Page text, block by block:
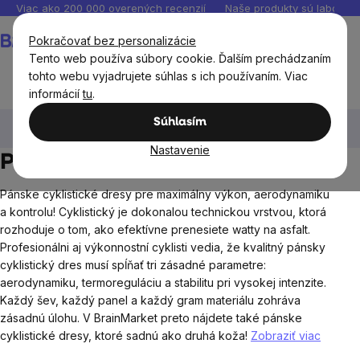
Pokračovať bez personalizácie
Tento web používa súbory cookie. Ďalším prechádzaním
tohto webu vyjadrujete súhlas s ich používaním. Viac
informáciítu.
Súhlasím
Nastavenie
Prejsť
obsah
Viac ako 200 000 overených recenzií Naše produkty sú
košík
Športové oblečenie pre mužov
cyklistické dresy
Pánske cyklistické dresy
Pánske cyklistické dresy pre maximálny výkon, aerodynamiku
a kontrolu! Cyklistický je dokonalou technickou vrstvou, ktorá
rozhoduje o tom, ako efektívne prenesiete watty na asfalt.
Profesionálni aj výkonnostní cyklisti vedia, že kvalitný pánsky
cyklistický dres musí spĺňať tri zásadné parametre:
aerodynamiku, termoreguláciu a stabilitu pri vysokej intenzite.
Každý šev, každý panel a každý gram materiálu zohráva
zásadnú úlohu. V BrainMarket preto nájdete také pánske
cyklistické dresy, ktoré sadnú ako druhá koža! Zobraziť viac